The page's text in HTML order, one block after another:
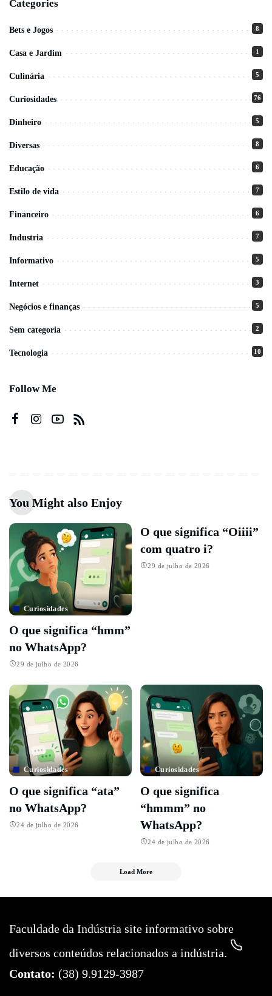
Categories
Bets e Jogos 8
Casa e Jardim 1
Culinária 5
Curiosidades 76
Dinheiro 5
Diversas 8
Educação 6
Estilo de vida 7
Financeiro 6
Industria 7
Informativo 5
Internet 3
Negócios e finanças 5
Sem categoria 2
Tecnologia 10
Follow Me
You Might also Enjoy
Curiosidades
O que significa “hmm”
no WhatsApp?
29 de julho de 2026
O que significa “Oiiii”
com quatro i?
29 de julho de 2026
Curiosidades
O que significa “ata”
no WhatsApp?
24 de julho de 2026
Curiosidades
O que significa
“hmmm” no
WhatsApp?
24 de julho de 2026
Load More
Faculdade da Indústria site informativo sobre
diversos conteúdos relacionados a indústria.
Contato: (38) 9.9129-3987